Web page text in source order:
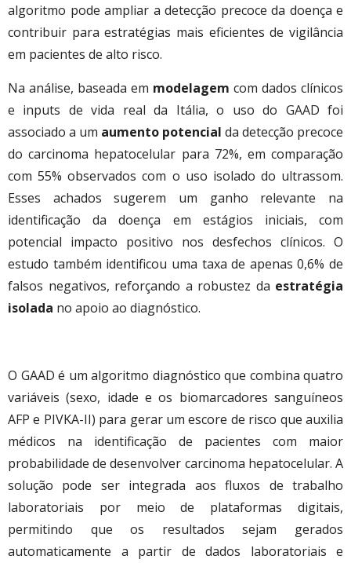
algoritmo pode ampliar a detecção precoce da doença e
contribuir para estratégias mais eficientes de vigilância
em pacientes de alto risco.
Na análise, baseada em modelagem com dados clínicos
e inputs de vida real da Itália, o uso do GAAD foi
associado a um aumento potencial da detecção precoce
do carcinoma hepatocelular para 72%, em comparação
com 55% observados com o uso isolado do ultrassom.
Esses achados sugerem um ganho relevante na
identificação da doença em estágios iniciais, com
potencial impacto positivo nos desfechos clínicos. O
estudo também identificou uma taxa de apenas 0,6% de
falsos negativos, reforçando a robustez da estratégia
isolada no apoio ao diagnóstico.
O GAAD é um algoritmo diagnóstico que combina quatro
variáveis (sexo, idade e os biomarcadores sanguíneos
AFP e PIVKA-II) para gerar um escore de risco que auxilia
médicos na identificação de pacientes com maior
probabilidade de desenvolver carcinoma hepatocelular. A
solução pode ser integrada aos fluxos de trabalho
laboratoriais por meio de plataformas digitais,
permitindo que os resultados sejam gerados
automaticamente a partir de dados laboratoriais e